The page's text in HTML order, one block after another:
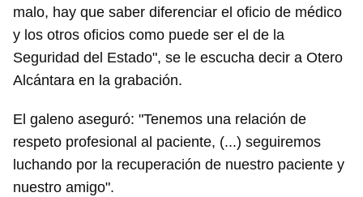
malo, hay que saber diferenciar el oficio de médico
y los otros oficios como puede ser el de la
Seguridad del Estado", se le escucha decir a Otero
Alcántara en la grabación.
El galeno aseguró: "Tenemos una relación de
respeto profesional al paciente, (...) seguiremos
luchando por la recuperación de nuestro paciente y
nuestro amigo".